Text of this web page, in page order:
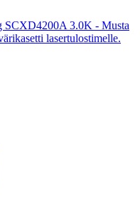
SCXD4200A 3.0K - Musta
lasertulostimelle.